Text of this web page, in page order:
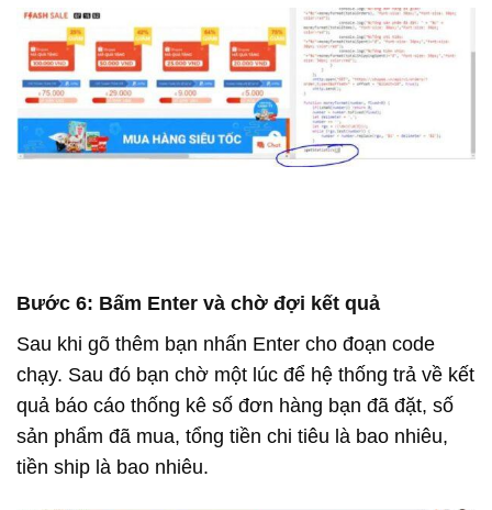
Bước 6: Bấm Enter và chờ đợi kết quả
Sau khi gõ thêm bạn nhấn Enter cho đoạn code
chạy. Sau đó bạn chờ một lúc để hệ thống trả về kết
quả báo cáo thống kê số đơn hàng bạn đã đặt, số
sản phẩm đã mua, tổng tiền chi tiêu là bao nhiêu,
tiền ship là bao nhiêu.